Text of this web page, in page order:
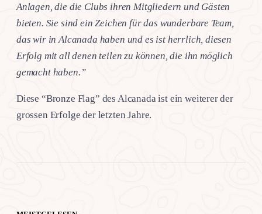
Anlagen, die die Clubs ihren Mitgliedern und Gästen
bieten. Sie sind ein Zeichen für das wunderbare Team,
das wir in Alcanada haben und es ist herrlich, diesen
Erfolg mit all denen teilen zu können, die ihn möglich
gemacht haben.”
Diese “Bronze Flag” des Alcanada ist ein weiterer der
grossen Erfolge der letzten Jahre.